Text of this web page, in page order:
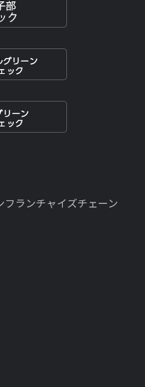
ランチャイズチェーン